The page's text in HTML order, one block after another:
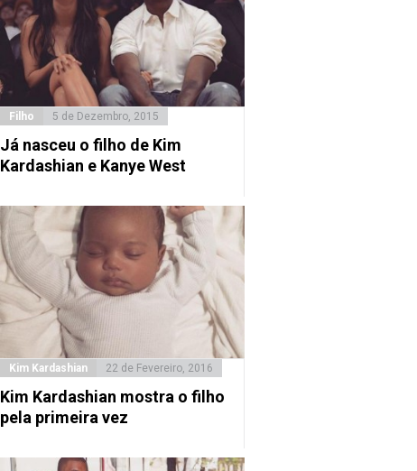
Filho 5 de Dezembro, 2015
Já nasceu o filho de Kim
Kardashian e Kanye West
Kim Kardashian 22 de Fevereiro, 2016
Kim Kardashian mostra o filho
pela primeira vez